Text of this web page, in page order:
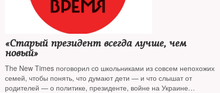
«Старый президент всегда лучше, чем
новый»
The New Times поговорил сo школьниками из совсем непохожих
семей, чтобы понять, что думают дети — и что слышат от
родителей — о политике, президенте, войне на Украине